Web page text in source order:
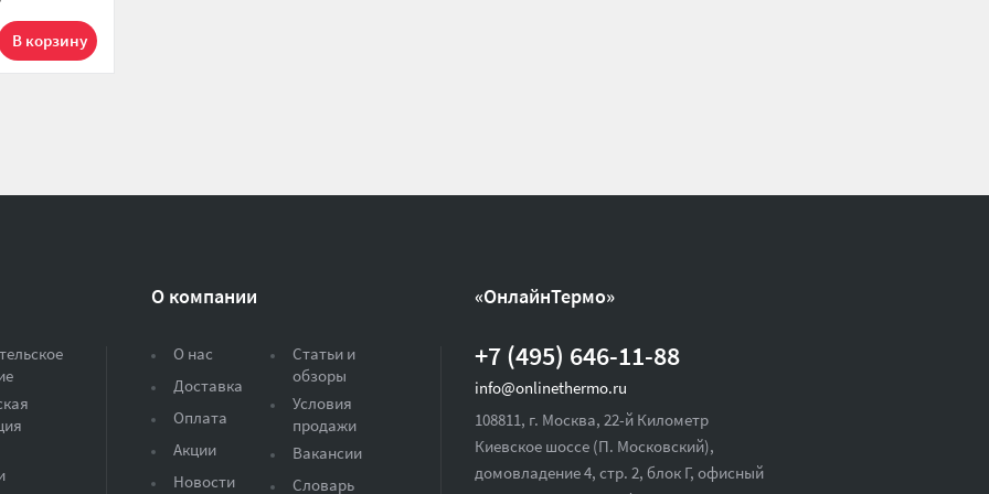
О компании
О нас
Доставка
Оплата
Акции
Новости
Статьи и
обзоры
Условия
продажи
Вакансии
Словарь
«ОнлайнТермо»
+7 (495) 646-11-88
info@onlinethermo.ru
108811, г. Москва, 22-й Километр
Киевское шоссе (П. Московский),
домовладение 4, стр. 2, блок Г, офисный